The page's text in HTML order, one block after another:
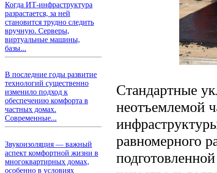
Когда ИТ-инфраструктура
разрастается, за ней
становится трудно следить
вручную. Серверы,
виртуальные машины,
базы...
В последние годы развитие
технологий существенно
изменило подход к
обеспечению комфорта в
частных домах.
Современные...
Звукоизоляция — важный
аспект комфортной жизни в
многоквартирных домах,
особенно в условиях
Стандартные
неотъемлемой
равномерного